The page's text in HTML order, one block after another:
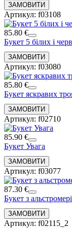
Артикул: f03108
85.80 €
Букет 5 білих і
Артикул: f03080
85.80 €
Букет яскравих
Артикул: f02710
85.90 €
Букет Увага
Артикул: f03077
87.30 €
Букет з
Артикул: f02115_2